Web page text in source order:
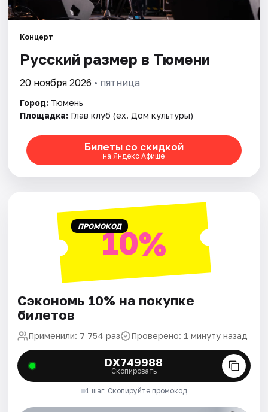
Площадки
Артисты
Рейтинги
Концерт
Русский размер в Тюмени
20 ноября 2026 • пятница
Город: Тюмень
Площадка: Глав клуб (ex. Дом культуры)
Билеты со скидкой
на Яндекс Афише
ПРОМОКОД10%
Сэкономь 10% на покупке
билетов
Применили: 7 754 раз Проверено: 1 минуту назад
DX749988
Скопировать
1 шаг. Скопируйте промокод